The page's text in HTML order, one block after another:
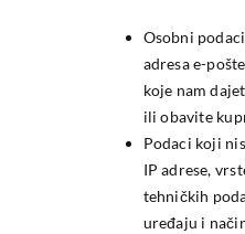
Osobni
adresa e-
koje nam
ili obavite
Podaci koji
IP adrese,
tehničkih
uređaju i